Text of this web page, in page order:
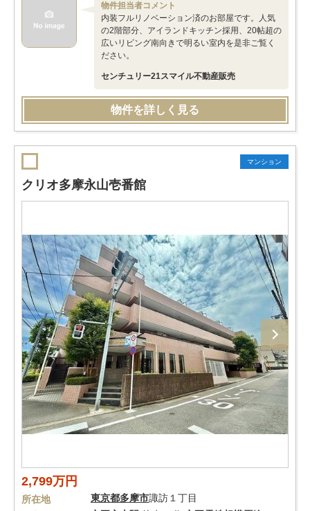
物件担当者コメント
内装フルリノベーション済のお部屋です。人気
の2階部分、アイランドキッチン採用、20帖超の
広いリビング南向きで明るい室内を是非ご覧く
ださい。
センチュリー21スマイル不動産販売
物件を詳しく見る
マンション
クリオ多摩永山壱番館
2,799万円
所在地 東京都多摩市諏訪１丁目